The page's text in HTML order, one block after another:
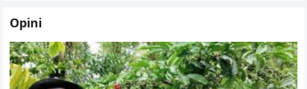
Opini